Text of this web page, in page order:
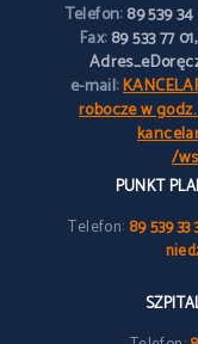
Telefon:89 539
Fax:89 533 77
e-mail:
robocze w godz.
/
PUNKT
Telefon: 89 539